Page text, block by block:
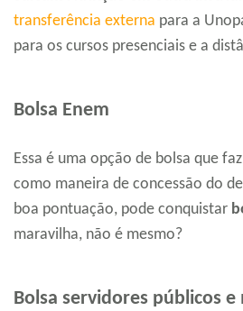
transferência externa para a
para os cursos presenciais e a
Bolsa Enem
Essa é uma opção de bolsa que
como maneira de concessão do
boa pontuação, pode conquistar
maravilha, não é mesmo?
Bolsa servidores públicos